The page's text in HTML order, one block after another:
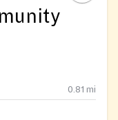
0.81 mi